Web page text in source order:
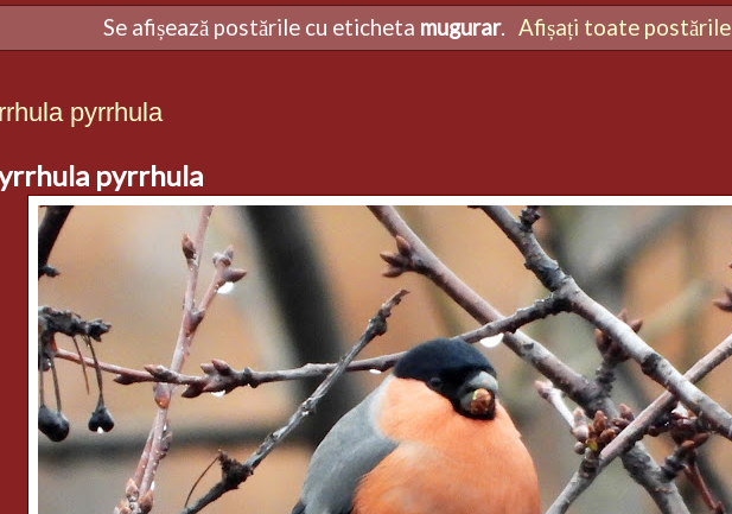
Se afișează postările cu eticheta mugurar. Afișați toate postările
pyrrhula
pyrrhula